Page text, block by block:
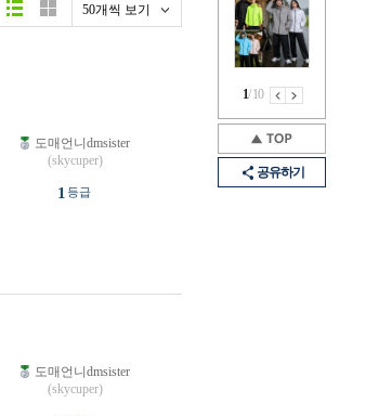
1/10
공유하기
50개씩 보기
도매언니dmsister
(skycuper)
1 등급
도매언니dmsister
(skycuper)